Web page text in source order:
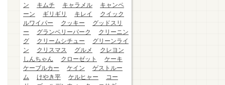
ン
キムチ キャラメル
キャンペ
ーン
ギリギリ キレイ
クイック
ルワイパー
クッキー
グッドスリ
ー
グランベリーパーク
クリーニン
グ
クリームシチュー
グリーンライ
ン
クリスマス グルメ
クレヨン
しんちゃん
クローゼット
ケーキ
ケーブルカー
ケイン
ゲストルー
ム
けやき平 ケルヒャー
コー